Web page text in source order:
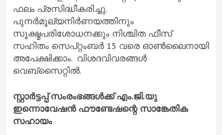
ഫലം പ്രസിദ്ധീകരിച്ചു.
പുനർമൂല്യനിർണയത്തിനും
സൂക്ഷ്മപരിശോധനക്കും നിശ്ചിത ഫീസ്
സഹിതം സെപ്റ്റംബർ 15 വരെ ഓൺലൈനായി
അപേക്ഷിക്കാം. വിശദവിവരങ്ങൾ
വെബ്‌സൈറ്റിൽ.
സ്റ്റാർട്ടപ്പ് സംരംഭങ്ങൾക്ക് എം.ജി.യു
ഇന്നൊവേഷൻ ഫൗണ്ടേഷന്റെ സാങ്കേതിക
സഹായം